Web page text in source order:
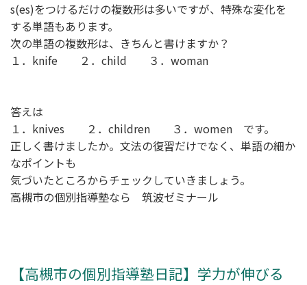
s(es)をつけるだけの複数形は多いですが、特殊な変化を
する単語もあります。
次の単語の複数形は、きちんと書けますか？
１．knife ２．child ３．woman
答えは
１．knives ２．children ３．women です。
正しく書けましたか。文法の復習だけでなく、単語の細か
なポイントも
気づいたところからチェックしていきましょう。
高槻市の個別指導塾なら 筑波ゼミナール
【高槻市の個別指導塾日記】学力が伸びる